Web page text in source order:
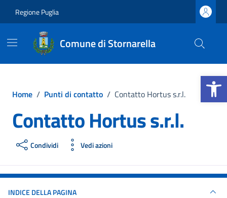
Regione Puglia
Comune di Stornarella
Home / Punti di contatto / Contatto Hortus s.r.l.
Contatto Hortus s.r.l.
Condividi Vedi azioni
INDICE DELLA PAGINA
Apri la